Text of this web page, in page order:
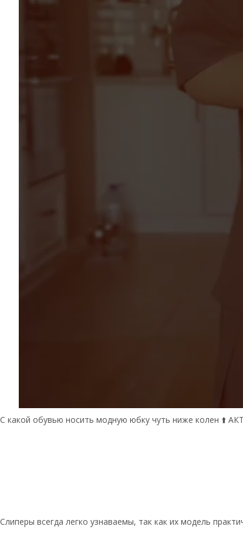
С какой обувью носить модную юбку чуть ниже колен ⬆️
Слиперы всегда легко узнаваемы, так как их модель